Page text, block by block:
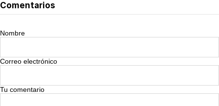
Comentarios
Nombre
Correo electrónico
Tu comentario